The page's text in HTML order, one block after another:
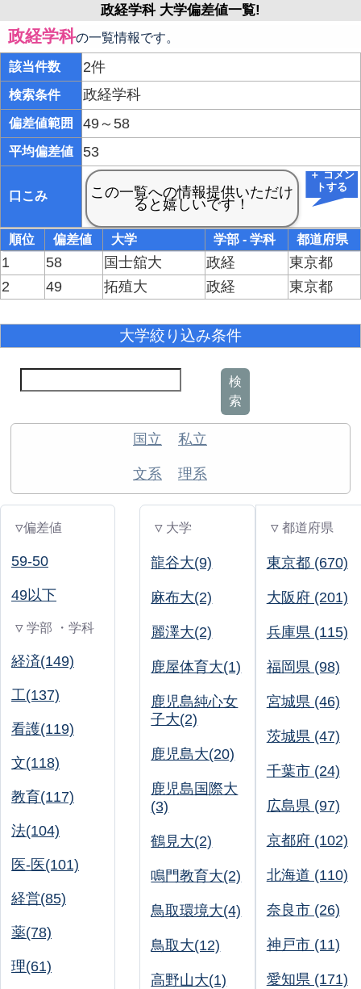
政経学科 大学偏差値一覧!
政経学科の一覧情報です。
該当件数 2件
検索条件 政経学科
偏差値範囲 49～58
平均偏差値 53
口こみ
＋ コメン
トする
順位 偏差値 大学 学部 - 学科 都道府県
1 58 国士舘大 政経
東京都
2
49 拓殖大 政経 東京都
大学絞り込み条件
検
索
国立 私立
文系 理系
▽偏差値
59-50
49以下
▽ 学部 ・学科
経済(149)
工(137)
看護(119)
文(118)
教育(117)
法(104)
医-医(101)
経営(85)
薬(78)
理(61)
▽ 大学
龍谷大(9)
麻布大(2)
麗澤大(2)
鹿屋体育大(1)
鹿児島純心女
子大(2)
鹿児島大(20)
鹿児島国際大
(3)
鶴見大(2)
鳴門教育大(2)
鳥取環境大(4)
鳥取大(12)
高野山大(1)
▽ 都道府県
東京都 (670)
大阪府 (201)
兵庫県 (115)
福岡県 (98)
宮城県 (46)
茨城県 (47)
千葉市 (24)
広島県 (97)
京都府 (102)
北海道 (110)
奈良市 (26)
神戸市 (11)
愛知県 (171)